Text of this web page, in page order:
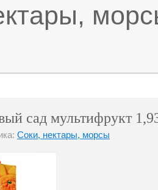
сад мультифрукт
Соки, нектары, морсы